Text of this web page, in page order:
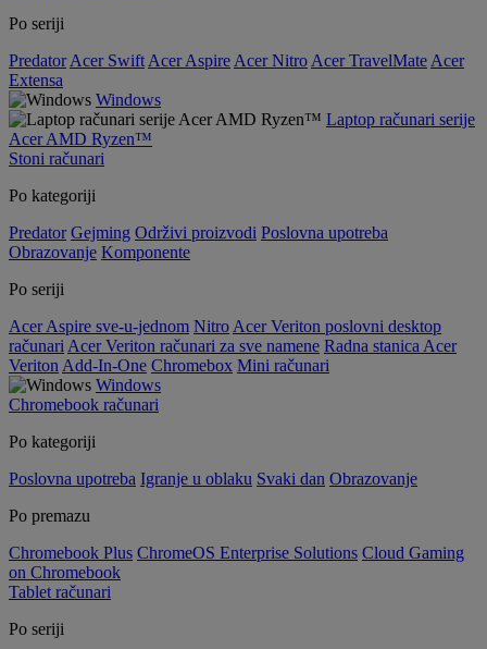
Po seriji
Predator Acer Swift Acer Aspire Acer Nitro Acer TravelMate Acer
Extensa
Windows
Laptop računari serije
Acer AMD Ryzen™
Stoni računari
Po kategoriji
Predator Gejming Održivi proizvodi Poslovna upotreba
Obrazovanje Komponente
Po seriji
Acer Aspire sve-u-jednom Nitro Acer Veriton poslovni desktop
računari Acer Veriton računari za sve namene Radna stanica Acer
Veriton Add-In-One Chromebox Mini računari
Windows
Chromebook računari
Po kategoriji
Poslovna upotreba Igranje u oblaku Svaki dan Obrazovanje
Po premazu
Chromebook Plus ChromeOS Enterprise Solutions Cloud Gaming
on Chromebook
Tablet računari
Po seriji